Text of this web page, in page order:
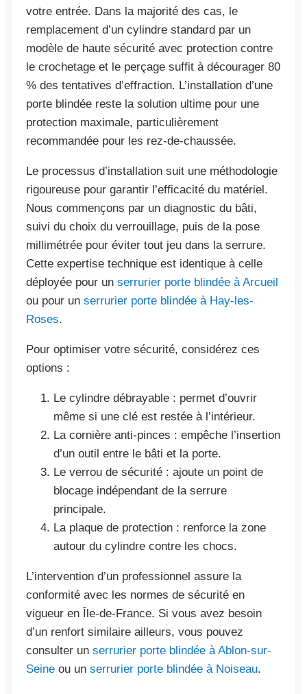
votre entrée. Dans la majorité des cas, le
remplacement d’un cylindre standard par un
modèle de haute sécurité avec protection contre
le crochetage et le perçage suffit à décourager 80
% des tentatives d’effraction. L’installation d’une
porte blindée reste la solution ultime pour une
protection maximale, particulièrement
recommandée pour les rez-de-chaussée.
Le processus d’installation suit une méthodologie
rigoureuse pour garantir l’efficacité du matériel.
Nous commençons par un diagnostic du bâti,
suivi du choix du verrouillage, puis de la pose
millimétrée pour éviter tout jeu dans la serrure.
Cette expertise technique est identique à celle
déployée pour un serrurier porte blindée à Arcueil
ou pour un serrurier porte blindée à Hay-les-
Roses.
Pour optimiser votre sécurité, considérez ces
options :
Le cylindre débrayable : permet d’ouvrir
même si une clé est restée à l’intérieur.
La cornière anti-pinces : empêche l’insertion
d’un outil entre le bâti et la porte.
Le verrou de sécurité : ajoute un point de
blocage indépendant de la serrure
principale.
La plaque de protection : renforce la zone
autour du cylindre contre les chocs.
L’intervention d’un professionnel assure la
conformité avec les normes de sécurité en
vigueur en Île-de-France. Si vous avez besoin
d’un renfort similaire ailleurs, vous pouvez
consulter un serrurier porte blindée à Ablon-sur-
Seine ou un serrurier porte blindée à Noiseau.